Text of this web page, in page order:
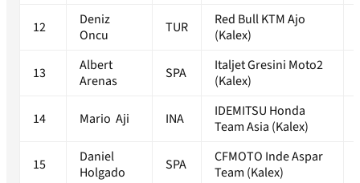
12
Deniz
Oncu
TUR
Red Bull KTM Ajo
(Kalex)
13
Albert
Arenas
SPA
Italjet Gresini Moto2
(Kalex)
14 Mario Aji INA
IDEMITSU Honda
Team Asia (Kalex)
15
Daniel
Holgado
SPA
CFMOTO Inde Aspar
Team (Kalex)